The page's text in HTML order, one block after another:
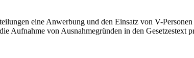
eine Anwerbung und den Einsatz von V-
Aufnahme von Ausnahmegründen in den Gesetzestext